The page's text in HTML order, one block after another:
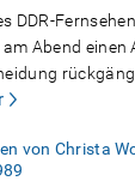
DDR-
Abend einen
von Christa